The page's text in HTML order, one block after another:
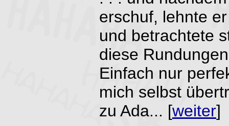
erschuf, lehnte
und betrachtete
diese
Einfach nur
mich selbst
zu Ada... [weiter]